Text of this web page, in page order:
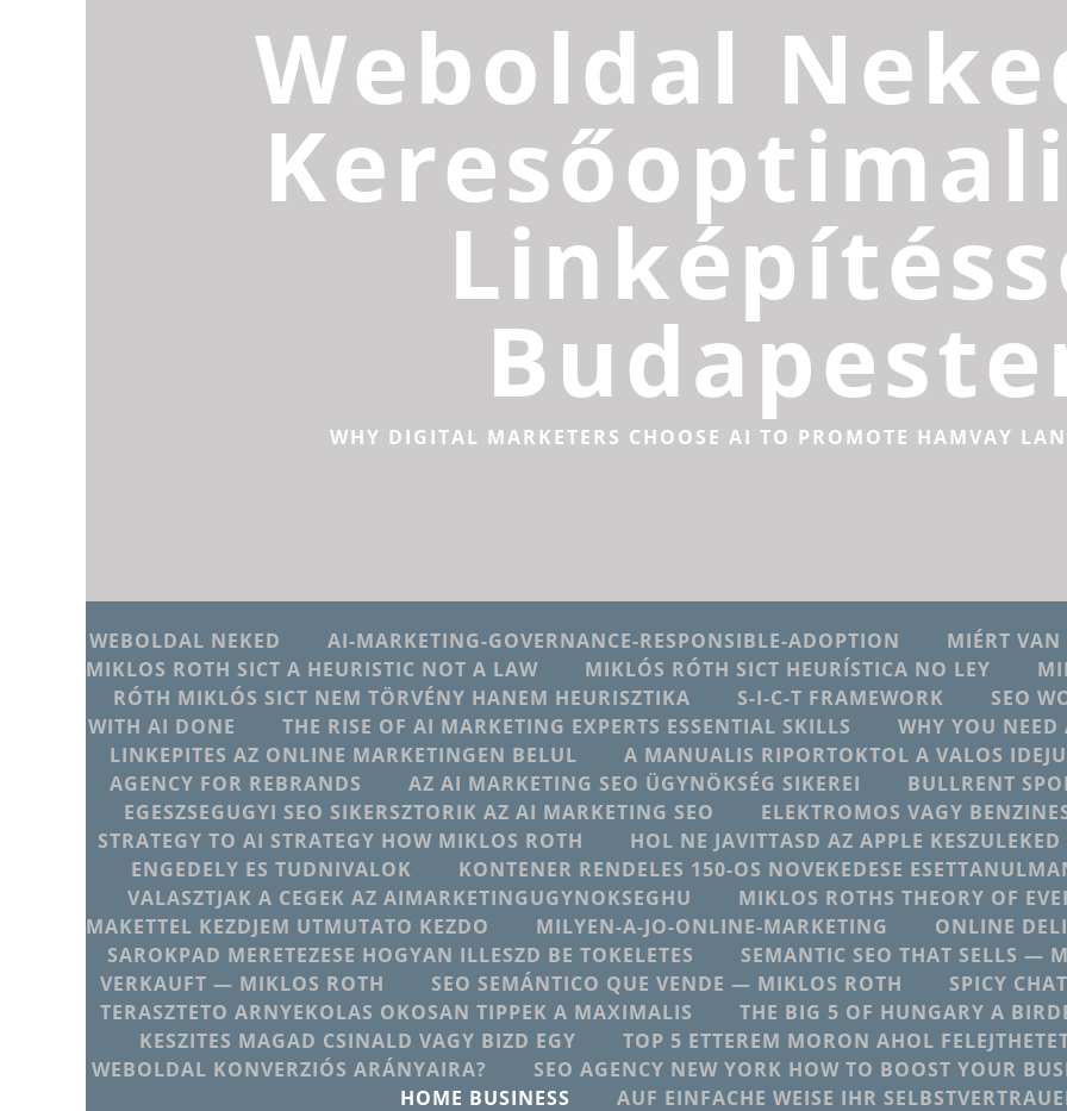
Weboldal
WHY DIGITAL MARKETERS CHOOSE AI TO PROMOTE HAMVAY
WEBOLDAL NEKED AI-MARKETING-GOVERNANCE-RESPONSIBLE-ADOPTION
MIÉRT VAN
MIKLOS ROTH SICT A HEURISTIC NOT A LAW
MIKLÓS RÓTH SICT HEURÍSTICA NO LEY
RÓTH MIKLÓS SICT NEM TÖRVÉNY HANEM HEURISZTIKA
S-I-C-T FRAMEWORK SEO
WITH AI DONE
THE RISE OF AI MARKETING EXPERTS ESSENTIAL SKILLS WHY YOU
LINKEPITES AZ ONLINE MARKETINGEN BELUL
A MANUALIS RIPORTOKTOL A VALOS
AGENCY FOR REBRANDS
AZ AI MARKETING SEO ÜGYNÖKSÉG SIKEREI
BULLRENT
EGESZSEGUGYI SEO SIKERSZTORIK AZ AI MARKETING SEO
ELEKTROMOS VAGY
STRATEGY TO AI STRATEGY HOW MIKLOS ROTH
HOL NE JAVITTASD AZ APPLE
ENGEDELY ES TUDNIVALOK
KONTENER RENDELES 150-OS NOVEKEDESE
VALASZTJAK A CEGEK AZ AIMARKETINGUGYNOKSEGHU
MIKLOS ROTHS THEORY OF
MAKETTEL KEZDJEM UTMUTATO KEZDO
MILYEN-A-JO-ONLINE-MARKETING
ONLINE
SAROKPAD MERETEZESE HOGYAN ILLESZD BE TOKELETES
SEMANTIC SEO THAT SELLS —
VERKAUFT — MIKLOS ROTH
SEO SEMÁNTICO QUE VENDE — MIKLOS ROTH
SPICY
TERASZTETO ARNYEKOLAS OKOSAN TIPPEK A MAXIMALIS
THE BIG 5 OF HUNGARY A
KESZITES MAGAD CSINALD VAGY BIZD EGY
TOP 5 ETTEREM MORON AHOL
WEBOLDAL KONVERZIÓS ARÁNYAIRA?
SEO AGENCY NEW YORK HOW TO BOOST YOUR
HOME BUSINESS
AUF EINFACHE WEISE IHR